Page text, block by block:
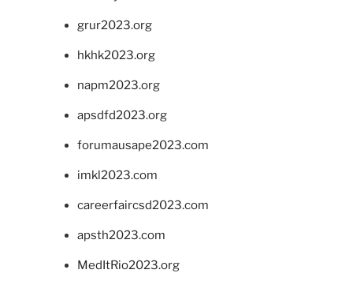
grur2023.org
hkhk2023.org
napm2023.org
apsdfd2023.org
forumausape2023.com
imkl2023.com
careerfaircsd2023.com
apsth2023.com
MedItRio2023.org